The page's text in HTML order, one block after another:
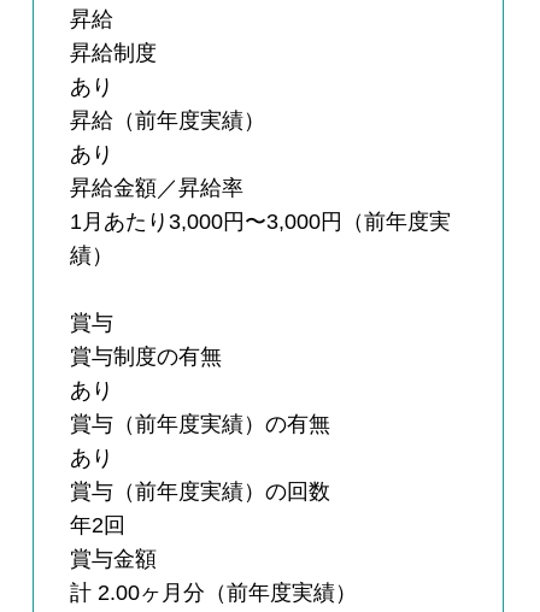
昇給
昇給制度
あり
昇給（前年度実績）
あり
昇給金額／昇給率
1月あたり3,000円〜3,000円（前年度実
績）
賞与
賞与制度の有無
あり
賞与（前年度実績）の有無
あり
賞与（前年度実績）の回数
年2回
賞与金額
計 2.00ヶ月分（前年度実績）